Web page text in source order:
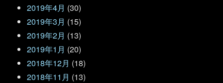
2019年4月 (30)
2019年3月 (15)
2019年2月 (13)
2019年1月 (20)
2018年12月 (18)
2018年11月 (13)